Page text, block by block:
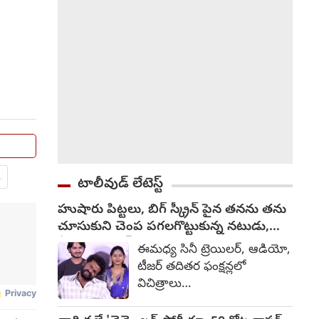
టాలీవుడ్ లేటెస్ట్
హుషారు పిట్టలు, బిగ్ స్క్రీన్ పైన తనను తను
చూసుకుని చెంప పగలగొట్టుకున్న నటుడు,
వీడియో వైరల్ ఈమధ్య సినీ ట్రెయిలర్, ఆడియో,
టీజర్ తదితర ఫంక్షన్లలో
విచిత్రాలు